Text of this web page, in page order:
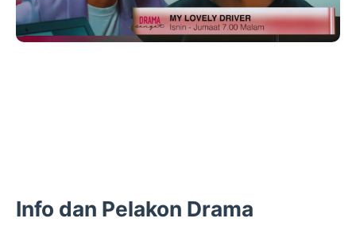
Info dan Pelakon Drama